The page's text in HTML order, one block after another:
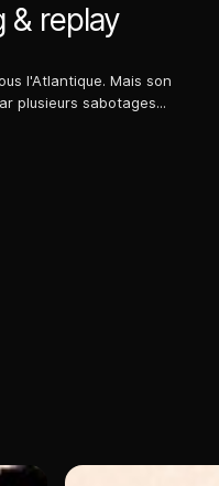
replay
l'Atlantique. Mais son
plusieurs sabotages...